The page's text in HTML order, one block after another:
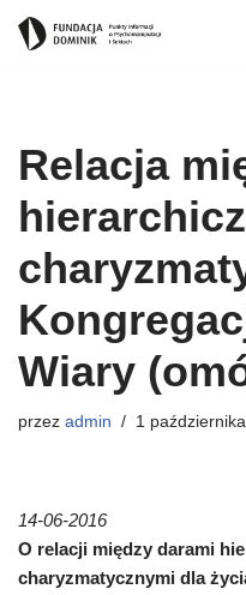
Relacja
Wiary
przez admin 1
14-06-2016
O relacji między darami
charyzmatycznymi dla